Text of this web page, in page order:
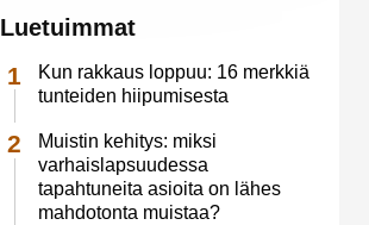
Luetuimmat
Kun rakkaus loppuu: 16 merkkiä
tunteiden hiipumisesta
Muistin kehitys: miksi
varhaislapsuudessa
tapahtuneita asioita on lähes
mahdotonta muistaa?